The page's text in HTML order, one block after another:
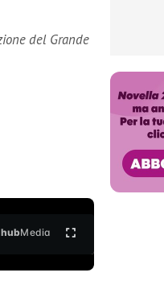
del Grande
hubMedia